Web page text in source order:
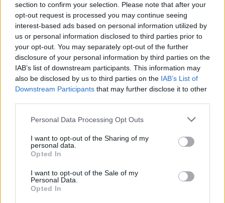
section to confirm your selection. Please note that after your
opt-out request is processed you may continue seeing
interest-based ads based on personal information utilized by
us or personal information disclosed to third parties prior to
your opt-out. You may separately opt-out of the further
disclosure of your personal information by third parties on the
IAB’s list of downstream participants. This information may
also be disclosed by us to third parties on the IAB’s List of
Downstream Participants that may further disclose it to other
Personal Data Processing Opt Outs
I want to opt-out of the Sharing of my
personal data.
Opted In
I want to opt-out of the Sale of my
Personal Data.
Opted In